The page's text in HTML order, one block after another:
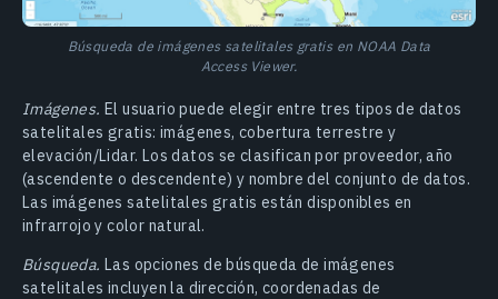
Búsqueda de imágenes satelitales gratis en NOAA Data
Access Viewer.
Imágenes. El usuario puede elegir entre tres tipos de datos
satelitales gratis: imágenes, cobertura terrestre y
elevación/Lidar. Los datos se clasifican por proveedor, año
(ascendente o descendente) y nombre del conjunto de datos.
Las imágenes satelitales gratis están disponibles en
infrarrojo y color natural.
Búsqueda. Las opciones de búsqueda de imágenes
satelitales incluyen la dirección, coordenadas de